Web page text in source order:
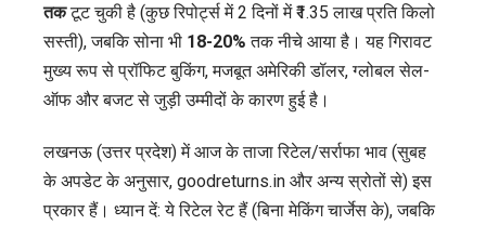
तकटूट चुकी है (कुछ रिपोर्ट्स में 2 दिनों में ₹1.35 लाख प्रति किलो
सस्ती), जबकि सोना भी 18-20% तक नीचे आया है। यह गिरावट
मुख्य रूप से प्रॉफिट बुकिंग, मजबूत अमेरिकी डॉलर, ग्लोबल सेल-
ऑफ और बजट से जुड़ी उम्मीदों के कारण हुई है।
लखनऊ (उत्तर प्रदेश) में आज के ताजा रिटेल/सर्राफा भाव (सुबह
के अपडेट के अनुसार, goodreturns.in और अन्य स्रोतों से) इस
प्रकार हैं। ध्यान दें: ये रिटेल रेट हैं (बिना मेकिंग चार्जेस के), जबकि